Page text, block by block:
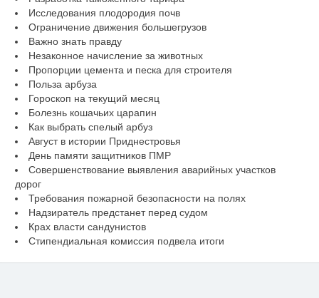
Исследования плодородия почв
Ограничение движения большегрузов
Важно знать правду
Незаконное начисление за животных
Пропорции цемента и песка для строителя
Польза арбуза
Гороскоп на текущий месяц
Болезнь кошачьих царапин
Как выбрать спелый арбуз
Август в истории Приднестровья
День памяти защитников ПМР
Совершенствование выявления аварийных участков
дорог
Требования пожарной безопасности на полях
Надзиратель предстанет перед судом
Крах власти сандунистов
Стипендиальная комиссия подвела итоги